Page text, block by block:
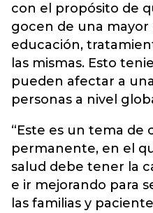
con el propósito de
gocen de una mayor
educación,
las mismas. Esto
pueden afectar a
personas a nivel
“Este es un tema de
permanente, en el
salud debe tener la
e ir mejorando para
las familias y